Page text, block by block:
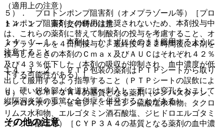
（適用上の注意）
１４．１． 薬剤交付時の注意
１４．１．１． 本剤は、かまずにそのまま服用するように
注意すること。
１４．１．２． ＰＴＰ包装の薬剤はＰＴＰシートから取り
出して服用するよう指導すること（ＰＴＰシートの誤飲によ
り、硬い鋭角部が食道粘膜へ刺入し、更には穿孔をおこして
縦隔洞炎等の重篤な合併症を併発することがある）。
その他の注意
５）． プロトンポンプ阻害剤（オメプラゾール等）［プロ
トンポンプ阻害剤との併用は推奨されないため、本剤投与中
は、これらの薬剤に替えて制酸剤の投与を考慮すること、オ
メプラゾールを４日間投与し、最終投与２２時間後に本剤を
投与したときの本剤のＣｍａｘ及びＡＵＣはそれぞれ４２％
及び４３％低下した（本剤の吸収が抑制され、血中濃度が低
下する可能性がある）］。
６）． ＣＹＰ３Ａ４の基質となる薬剤（シンバスタチン、
シクロスポリン、ピモジド、キニジン硫酸塩水和物、タクロ
リムス水和物、エルゴタミン酒石酸塩、ジヒドロエルゴタミ
ンメシル酸塩等）［ＣＹＰ３Ａ４の基質となる薬剤の血中濃